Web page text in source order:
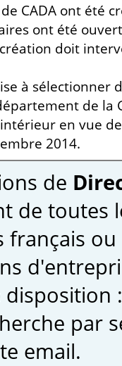
CADA ont été
ont été
doit
à sélectionner
de
en vue
2014.
de
de toutes
français
disposition :
par
email.